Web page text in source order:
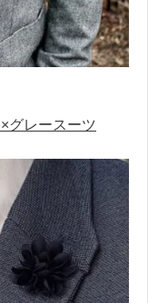
グレースーツ